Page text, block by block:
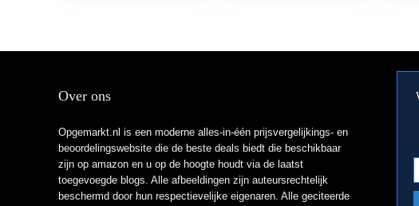
Over ons
Opgemarkt.nl is een moderne alles-in-één prijsvergelijkings- en
beoordelingswebsite die de beste deals biedt die beschikbaar
zijn op amazon en u op de hoogte houdt via de laatst
toegevoegde blogs. Alle afbeeldingen zijn auteursrechtelijk
beschermd door hun respectievelijke eigenaren. Alle geciteerde